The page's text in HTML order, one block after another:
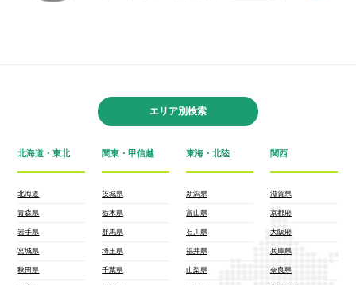
エリア別検索
北海道・東北
北海道
青森県
岩手県
宮城県
秋田県
関東・甲信越
茨城県
栃木県
群馬県
埼玉県
千葉県
東海・北陸
新潟県
富山県
石川県
福井県
山梨県
関西
滋賀県
京都府
大阪府
兵庫県
奈良県